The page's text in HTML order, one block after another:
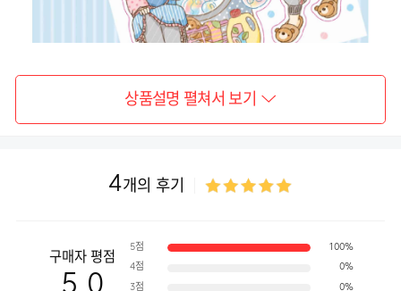
상품설명 펼쳐서 보기
4개의 후기
구매자 평점
5점 100%
4점 0%
3점 0%